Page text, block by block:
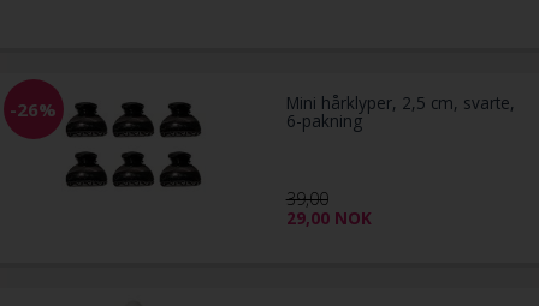
-26% Mini hårklyper, 2,5 cm, svarte,
6-pakning
39,00
29,00 NOK